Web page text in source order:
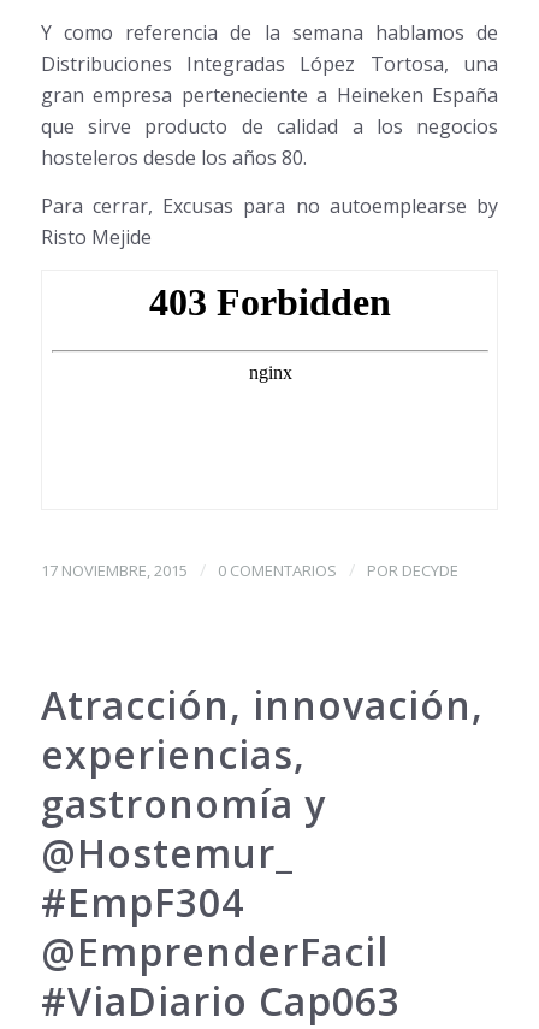
Y como referencia de la semana hablamos de
Distribuciones Integradas López Tortosa, una
gran empresa perteneciente a Heineken España
que sirve producto de calidad a los negocios
hosteleros desde los años 80.
Para cerrar, Excusas para no autoemplearse by
Risto Mejide
17 NOVIEMBRE, 2015 / 0 COMENTARIOS / POR DECYDE
Atracción, innovación,
experiencias,
gastronomía y
@Hostemur_
#EmpF304
@EmprenderFacil
#ViaDiario Cap063